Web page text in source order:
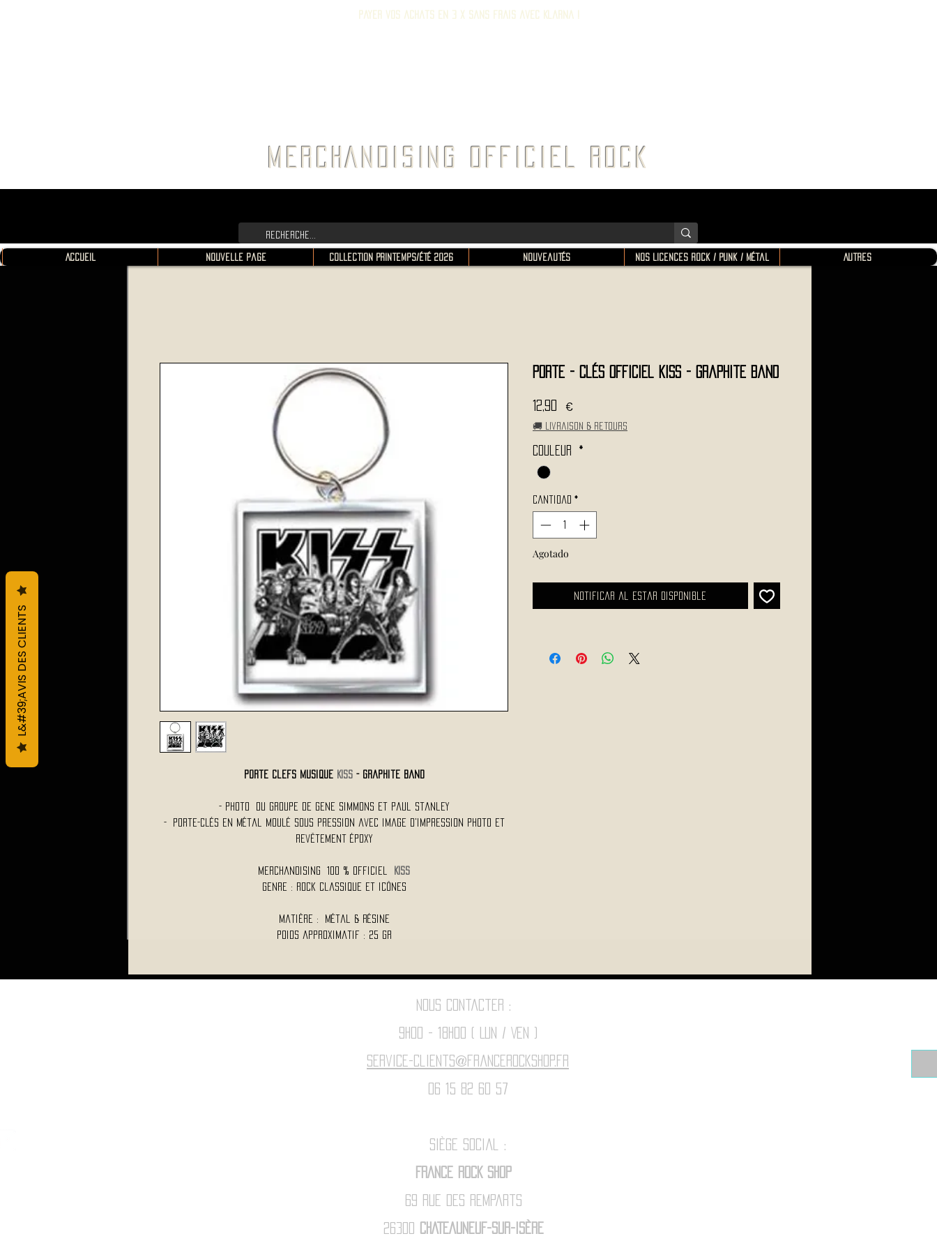
Payer vos achats en 3 x sans frais avec Klarna !
MERCHANDISING OFFICIEL ROCK
Accueil Nouvelle page Collection Printemps/Été 2026 Nouveautés Nos Licences Rock / Punk / Métal Autres
Porte clefs Musique KISS- Graphite Band
- Photo du Groupe de Gene Simmons et Paul Stanley
- Porte-clés en métal moulé sous pression avec image d'impression photo et
revêtement époxy
Merchandising 100 % Officiel
KISS
Genre : Rock classique et icônes
Matière : Métal & Résine
Poids approximatif : 25 Gr
Porte - clés Officiel KISS - Graphite Band
12,90 €
🚚 Livraison & retours
Couleur *
Cantidad *
Agotado
Notificar al estar disponible
Nous contacter :
9h00 - 18H00 ( Lun / Ven )
Service-clients@francerockshop.fr
06 15 82 60 57
Siège Social :
FRANCE ROCK SHOP
69 Rue des Remparts
26300 CHATEAUNEUF-SUR-ISÈRE
L&#39;AVIS DES CLIENTS